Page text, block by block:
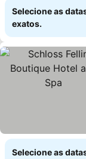
Selecione as
exatos.
Selecione as